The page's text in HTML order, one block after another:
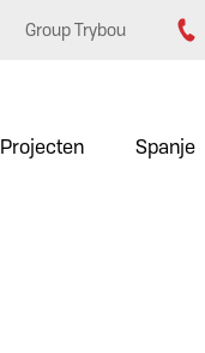
Group Trybou
Projecten Spanje